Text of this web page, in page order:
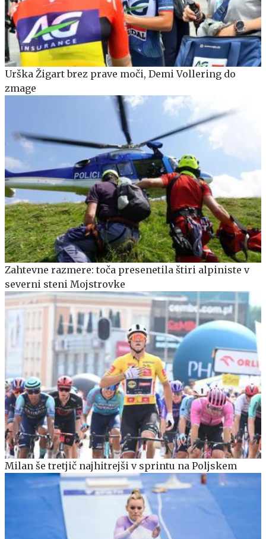
Urška Žigart brez prave moči, Demi Vollering do
zmage
Zahtevne razmere: toča presenetila štiri alpiniste v
severni steni Mojstrovke
Milan še tretjič najhitrejši v sprintu na Poljskem